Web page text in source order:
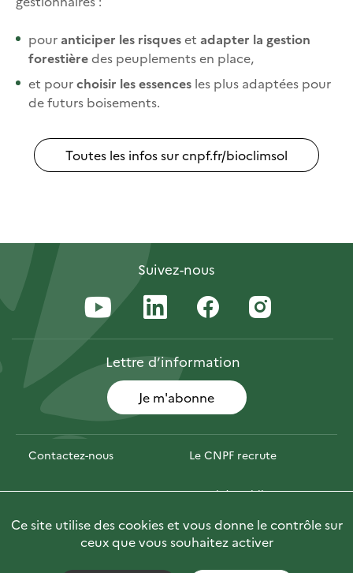
pour anticiper les risqueset adapter la gestion
forestièredes peuplements en place,
et pourchoisir les essences les plus adaptées pour
de futurs boisements.
Toutes les infos sur cnpf.fr/bioclimsol
Suivez-nous
Lettred’information
Je m'abonne
Contactez-nous Le CNPF recrute
Espace presse Marchés publics
Photofor 🇬🇧 Briefly in English
Ce site utilise des cookies et vous donne le contrôle sur
ceux que vous souhaitez activer